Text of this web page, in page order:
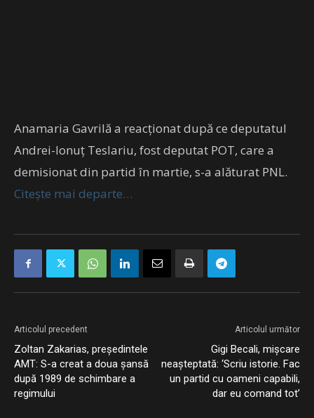
Anamaria Gavrilă a reacționat după ce deputatul
Andrei-Ionuț Teslariu, fost deputat POT, care a
demisionat din partid în martie, s-a alăturat PNL.
Citește mai departe…
Articolul precedent
Zoltan Zakarias, preşedintele
AMT: S-a creat a doua şansă
după 1989 de schimbare a
regimului
Articolul următor
Gigi Becali, mișcare
neașteptată: ‘Scriu istorie. Fac
un partid cu oameni capabili,
dar eu comand tot’